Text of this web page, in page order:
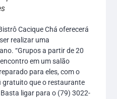
Cacique Chá oferecerá
realizar uma
“Grupos a partir de 20
em um salão
para eles, com o
gratuito que o restaurante
ligar para o (79) 3022-